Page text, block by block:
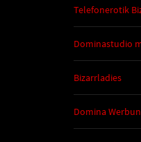
Telefonerotik
Dominastudio
Bizarrladies
Domina